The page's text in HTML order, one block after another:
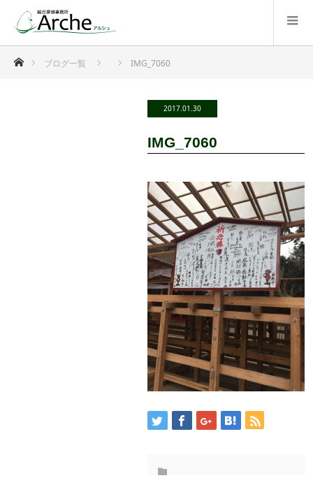
ホームブログ一覧 IMG_7060
2017.01.30
IMG_7060